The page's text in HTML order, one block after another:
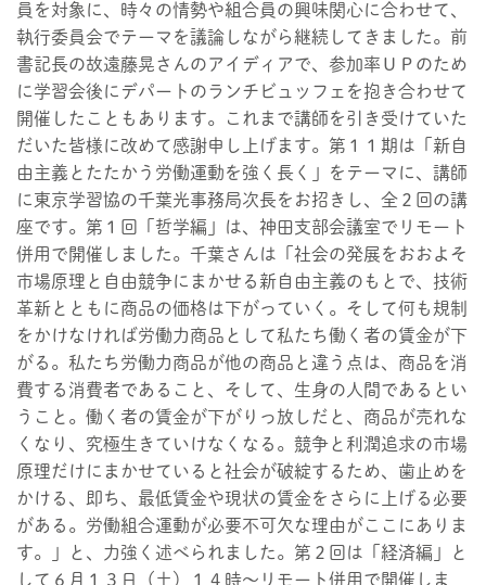
員を対象に、時々の情勢や組合員の興味関心に合わせて、
執行委員会でテーマを議論しながら継続してきました。前
書記長の故遠藤晃さんのアイディアで、参加率ＵＰのため
に学習会後にデパートのランチビュッフェを抱き合わせて
開催したこともあります。これまで講師を引き受けていた
だいた皆様に改めて感謝申し上げます。第１１期は「新自
由主義とたたかう労働運動を強く長く」をテーマに、講師
に東京学習協の千葉光事務局次長をお招きし、全２回の講
座です。第１回「哲学編」は、神田支部会議室でリモート
併用で開催しました。千葉さんは「社会の発展をおおよそ
市場原理と自由競争にまかせる新自由主義のもとで、技術
革新とともに商品の価格は下がっていく。そして何も規制
をかけなければ労働力商品として私たち働く者の賃金が下
がる。私たち労働力商品が他の商品と違う点は、商品を消
費する消費者であること、そして、生身の人間であるとい
うこと。働く者の賃金が下がりっ放しだと、商品が売れな
くなり、究極生きていけなくなる。競争と利潤追求の市場
原理だけにまかせていると社会が破綻するため、歯止めを
かける、即ち、最低賃金や現状の賃金をさらに上げる必要
がある。労働組合運動が必要不可欠な理由がここにありま
す。」と、力強く述べられました。第２回は「経済編」と
して６月１３日（土）１４時～リモート併用で開催しま